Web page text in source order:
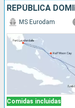
Comidas incluidas
MS Eurodam